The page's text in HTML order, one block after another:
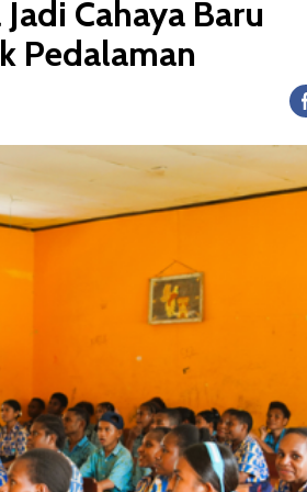
Cahaya Baru
Pedalaman